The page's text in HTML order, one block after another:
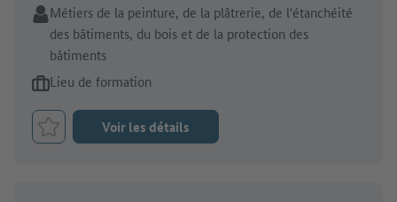
Secteur:
Métiers de la peinture, de la plâtrerie, de l'étanchéité
des bâtiments, du bois et de la protection des
bâtiments
Type d'offre d'emploi:
Lieu de formation
Retenir le job
Voir les détails